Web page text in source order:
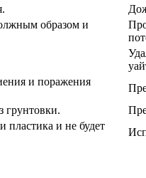
образом и
и поражения
грунтовки.
пластика и не будет